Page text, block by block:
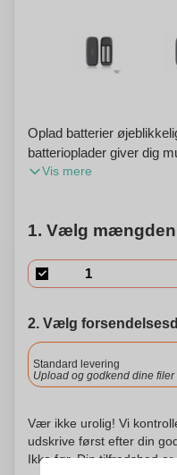
Oplad batterier
batterioplader giver dig
og AAA-batterier hvor
Vis mere
1. Vælg mængden
2. Vælg
Standard levering
Upload og godkend dine filer
Vær ikke urolig! Vi
udskrive først efter din
Ikke før. Din tilfredshed